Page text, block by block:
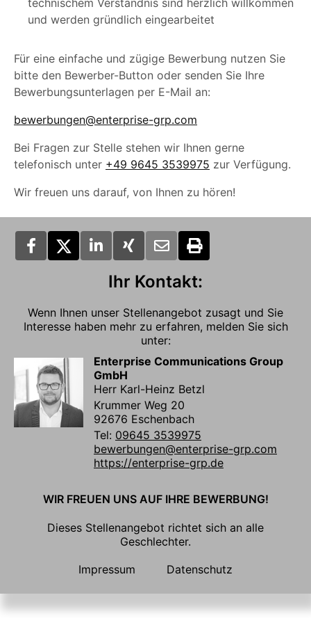
technischem Verständnis sind herzlich willkommen
und werden gründlich eingearbeitet
Für eine einfache und zügige Bewerbung nutzen Sie
bitte den Bewerber-Button oder senden Sie Ihre
Bewerbungsunterlagen per E-Mail an:
bewerbungen@enterprise-grp.com
Bei Fragen zur Stelle stehen wir Ihnen gerne
telefonisch unter +49 9645 3539975 zur Verfügung.
Wir freuen uns darauf, von Ihnen zu hören!
Ihr Kontakt:
Wenn Ihnen unser Stellenangebot zusagt und Sie
Interesse haben mehr zu erfahren, melden Sie sich
unter:
Enterprise Communications Group
GmbH
Herr Karl-Heinz Betzl
Krummer Weg 20
92676 Eschenbach
Tel: 09645 3539975
bewerbungen@enterprise-grp.com
https://enterprise-grp.de
WIR FREUEN UNS AUF IHRE BEWERBUNG!
Dieses Stellenangebot richtet sich an alle
Geschlechter.
Impressum
Datenschutz